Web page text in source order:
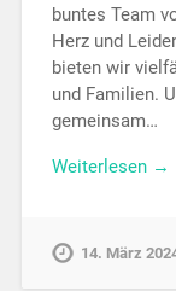
buntes Team
Herz und
bieten wir
und Familien.
gemeinsam…
Weiterlesen →
14. März